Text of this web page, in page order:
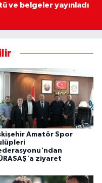
ve belgeler yayınladı
Amatör Spor
ziyaret